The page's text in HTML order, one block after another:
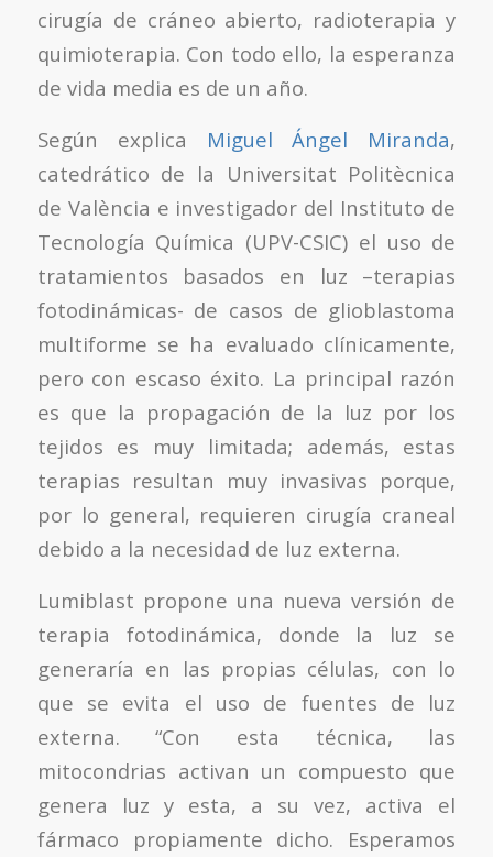
cirugía de cráneo abierto, radioterapia y
quimioterapia. Con todo ello, la esperanza
de vida media es de un año.
Según explica Miguel Ángel Miranda,
catedrático de la Universitat Politècnica
de València e investigador del Instituto de
Tecnología Química (UPV-CSIC) el uso de
tratamientos basados en luz –terapias
fotodinámicas- de casos de glioblastoma
multiforme se ha evaluado clínicamente,
pero con escaso éxito. La principal razón
es que la propagación de la luz por los
tejidos es muy limitada; además, estas
terapias resultan muy invasivas porque,
por lo general, requieren cirugía craneal
debido a la necesidad de luz externa.
Lumiblast propone una nueva versión de
terapia fotodinámica, donde la luz se
generaría en las propias células, con lo
que se evita el uso de fuentes de luz
externa. “Con esta técnica, las
mitocondrias activan un compuesto que
genera luz y esta, a su vez, activa el
fármaco propiamente dicho. Esperamos